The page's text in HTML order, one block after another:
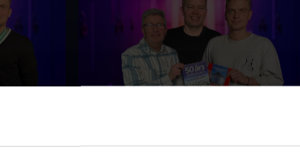
to OL-
Ishockeyspiller Mike Grey gæster Brix